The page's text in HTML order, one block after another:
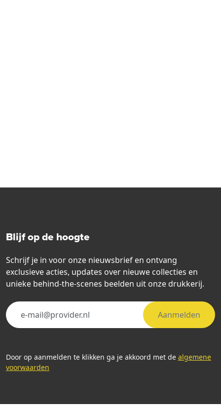
Blijf op de hoogte
Schrijf je in voor onze nieuwsbrief en ontvang
exclusieve acties, updates over nieuwe collecties en
unieke behind-the-scenes beelden uit onze drukkerij.
Aanmelden
Door op aanmelden te klikken ga je akkoord met de algemene
voorwaarden